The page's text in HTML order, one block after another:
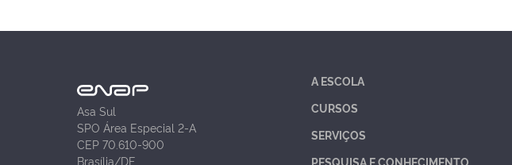
Asa Sul
SPO Área Especial 2-A
CEP 70.610-900
Brasília/DF
A ESCOLA
CURSOS
SERVIÇOS
PESQUISA E CONHECIMENTO